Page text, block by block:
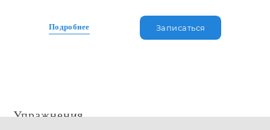
Подробнее Записаться
Упражнения